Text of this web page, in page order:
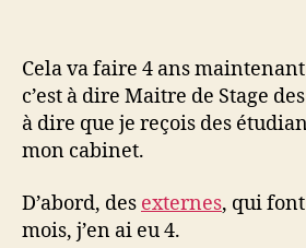
Cela va faire 4 ans
c’est à dire Maitre de Stage
à dire que je reçois des
mon cabinet.
D’abord, des externes, qui font
mois, j’en ai eu 4.